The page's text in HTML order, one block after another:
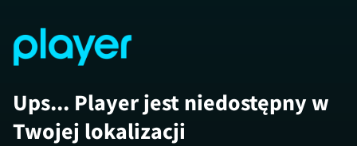
Ups... Player jest niedostępny w
Twojej lokalizacji